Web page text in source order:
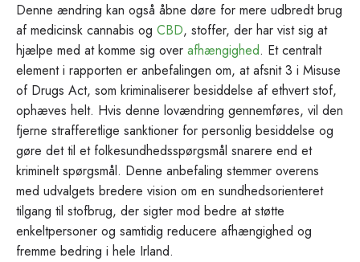
Denne ændring kan også åbne døre for mere udbredt brug
af medicinsk cannabis og CBD, stoffer, der har vist sig at
hjælpe med at komme sig over afhængighed. Et centralt
element i rapporten er anbefalingen om, at afsnit 3 i Misuse
of Drugs Act, som kriminaliserer besiddelse af ethvert stof,
ophæves helt. Hvis denne lovændring gennemføres, vil den
fjerne strafferetlige sanktioner for personlig besiddelse og
gøre det til et folkesundhedsspørgsmål snarere end et
kriminelt spørgsmål. Denne anbefaling stemmer overens
med udvalgets bredere vision om en sundhedsorienteret
tilgang til stofbrug, der sigter mod bedre at støtte
enkeltpersoner og samtidig reducere afhængighed og
fremme bedring i hele Irland.